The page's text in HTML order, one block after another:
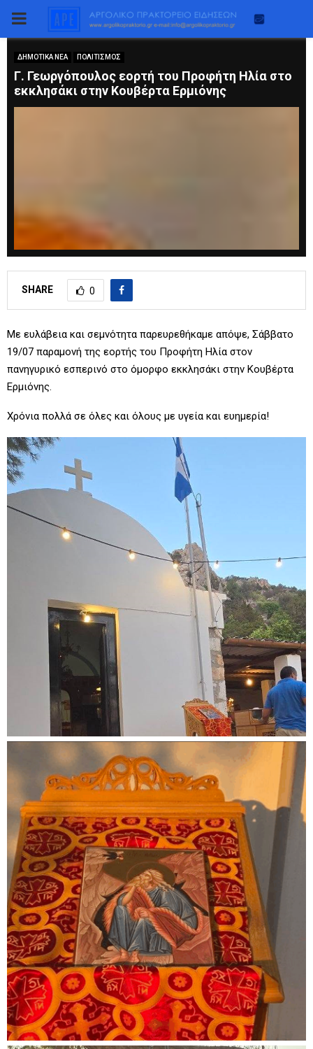
PRIMARY
MENU
ΔΗΜΟΤΙΚΑ ΝΕΑ ΠΟΛΙΤΙΣΜΟΣ
Γ. Γεωργόπουλος εορτή του Προφήτη Ηλία στο
εκκλησάκι στην Κουβέρτα Ερμιόνης
SHARE 0
Με ευλάβεια και σεμνότητα παρευρεθήκαμε απόψε, Σάββατο
19/07 παραμονή της εορτής του Προφήτη Ηλία στον
πανηγυρικό εσπερινό στο όμορφο εκκλησάκι στην Κουβέρτα
Ερμιόνης.
Χρόνια πολλά σε όλες και όλους με υγεία και ευημερία!